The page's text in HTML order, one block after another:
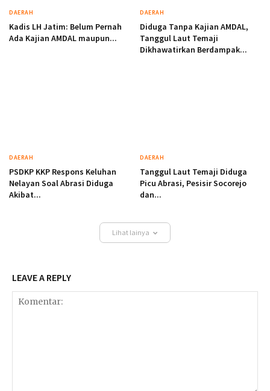
DAERAH
Kadis LH Jatim: Belum Pernah
Ada Kajian AMDAL maupun...
DAERAH
Diduga Tanpa Kajian AMDAL,
Tanggul Laut Temaji
Dikhawatirkan Berdampak...
DAERAH
PSDKP KKP Respons Keluhan
Nelayan Soal Abrasi Diduga
Akibat...
DAERAH
Tanggul Laut Temaji Diduga
Picu Abrasi, Pesisir Socorejo
dan...
Lihat lainya
LEAVE A REPLY